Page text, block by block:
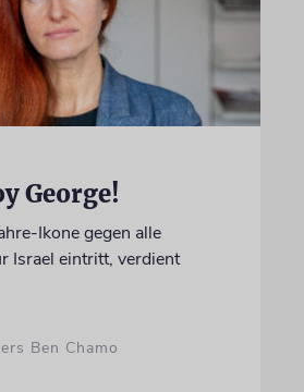
George!
Ikone gegen alle
Israel eintritt, verdient
Ben Chamo